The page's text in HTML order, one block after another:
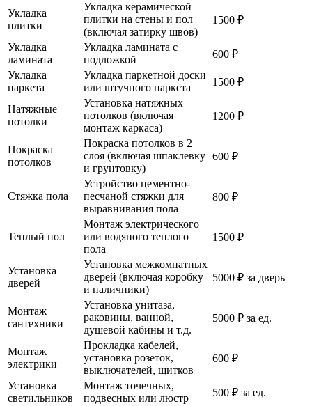
Укладка
плитки
Укладка керамической
плитки на стены и пол
(включая затирку швов)
1500 ₽
Укладка
ламината
Укладка ламината с
подложкой
600 ₽
Укладка
паркета
Укладка паркетной доски
или штучного паркета
1500 ₽
Натяжные
потолки
Установка натяжных
потолков (включая
монтаж каркаса)
1200 ₽
Покраска
потолков
Покраска потолков в 2
слоя (включая шпаклевку
и грунтовку)
600 ₽
Стяжка пола
Устройство цементно-
песчаной стяжки для
выравнивания пола
800 ₽
Теплый пол
Монтаж электрического
или водяного теплого
пола
1500 ₽
Установка
дверей
Установка межкомнатных
дверей (включая коробку
и наличники)
5000 ₽ за дверь
Монтаж
сантехники
Установка унитаза,
раковины, ванной,
душевой кабины и т.д.
5000 ₽ за ед.
Монтаж
электрики
Прокладка кабелей,
установка розеток,
выключателей, щитков
600 ₽
Установка
светильников
Монтаж точечных,
подвесных или люстр
500 ₽ за ед.